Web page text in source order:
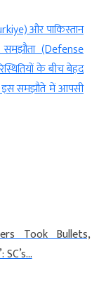
और पाकिस्तान
(Defense
के बीच बेहद
इस समझौते में आपसी
Took Bullets,